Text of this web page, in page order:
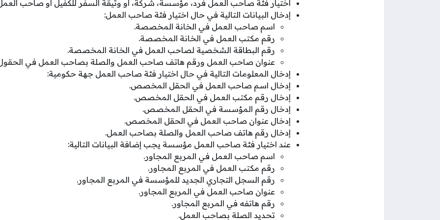
اختيار فئة صاحب العمل فرد، مؤسسة، شركة، أو وثيقة السفر للكفيل أو صاحب
إدخال البيانات التالية في حال اختيار فئة صاحب العمل:
اسم صاحب العمل في الخانة المخصصة.
رقم مكتب العمل في الخانة المخصصة.
رقم البطاقة الشخصية لصاحب العمل في الخانة المخصصة.
عنوان صاحب العمل ورقم هاتف صاحب العمل والصلة بصاحب العمل في
إدخال المعلومات التالية في حال اختيار فئة صاحب العمل جهة حكومية:
إدخال اسم صاحب العمل في الحقل المخصص.
إدخال رقم مكتب العمل في الحقل المخصص.
إدخال رقم المؤسسة في الحقل المخصص.
إدخال عنوان صاحب العمل في الحقل المخصص.
إدخال رقم هاتف صاحب العمل والصلة بصاحب العمل.
عند اختيار فئة صاحب العمل مؤسسة يجب إضافة البيانات التالية:
اسم صاحب العمل في المربع المجاور.
رقم مكتب العمل في المربع المجاور.
رقم السجل التجاري الجديد للمؤسسة في المربع المجاور.
عنوان صاحب العمل في المربع المجاور.
رقم هاتفه في المربع المجاور.
تحديد الصلة بصاحب العمل.